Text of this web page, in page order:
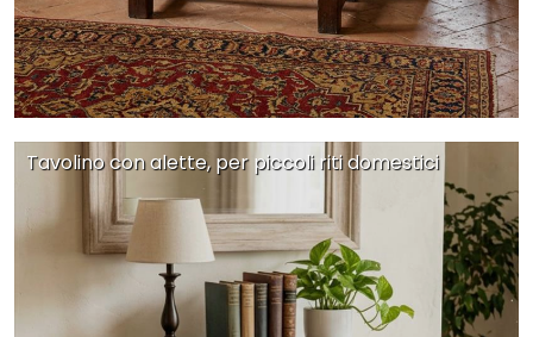
Tavolino con alette, per piccoli riti domestici